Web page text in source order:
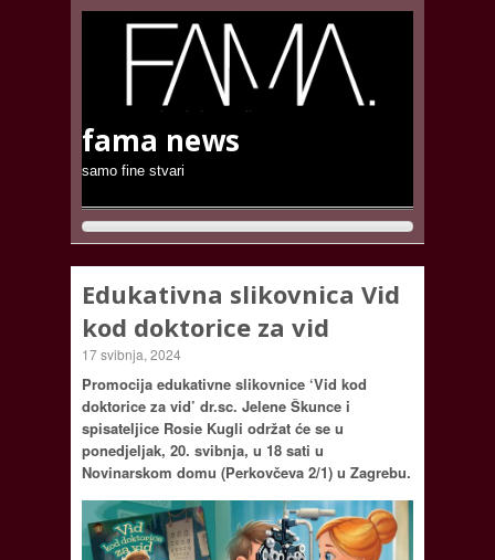
fama news
samo fine stvari
Edukativna slikovnica Vid
kod doktorice za vid
17 svibnja, 2024
Promocija edukativne slikovnice ‘Vid kod
doktorice za vid’ dr.sc. Jelene Škunce i
spisateljice Rosie Kugli održat će se u
ponedjeljak, 20. svibnja, u 18 sati u
Novinarskom domu (Perkovčeva 2/1) u Zagrebu.